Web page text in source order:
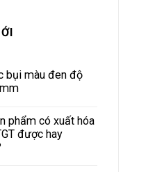
bụi màu đen độ
phẩm có xuất hóa
được hay